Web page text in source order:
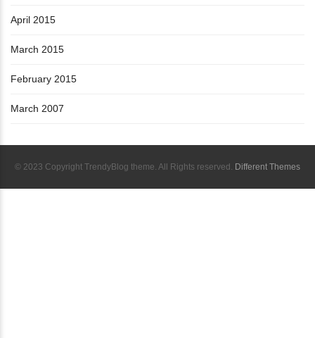
April 2015
March 2015
February 2015
March 2007
© 2023 Copyright TrendyBlog theme. All Rights reserved. Different Themes